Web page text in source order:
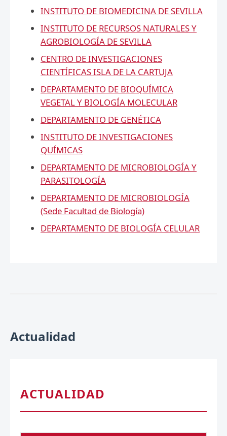
INSTITUTO DE BIOMEDICINA DE SEVILLA
INSTITUTO DE RECURSOS NATURALES Y
AGROBIOLOGÍA DE SEVILLA
CENTRO DE INVESTIGACIONES
CIENTÍFICAS ISLA DE LA CARTUJA
DEPARTAMENTO DE BIOQUÍMICA
VEGETAL Y BIOLOGÍA MOLECULAR
DEPARTAMENTO DE GENÉTICA
INSTITUTO DE INVESTIGACIONES
QUÍMICAS
DEPARTAMENTO DE MICROBIOLOGÍA Y
PARASITOLOGÍA
DEPARTAMENTO DE MICROBIOLOGÍA
(Sede Facultad de Biología)
DEPARTAMENTO DE BIOLOGÍA CELULAR
Actualidad
ACTUALIDAD